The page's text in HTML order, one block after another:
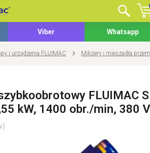
Viber Whatsapp
i urządzenia FLUIMAC Miksery i mieszadła
FLUIMAC
kW, 1400 obr./min, 380 V